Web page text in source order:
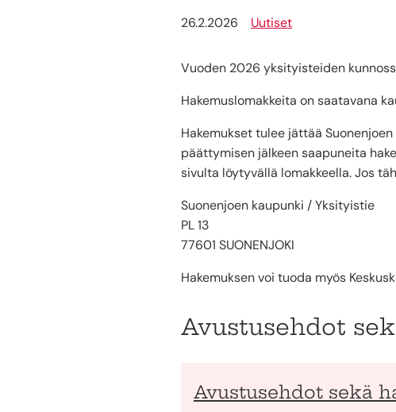
26.2.2026 Uutiset
Vuoden 2026 yksityisteiden
Hakemuslomakkeita on saatavana
Hakemukset tulee jättää
päättymisen jälkeen saapuneita
sivulta löytyvällä lomakkeella. Jos
Suonenjoen kaupunki / Yksityistie
PL 13
77601 SUONENJOKI
Hakemuksen voi tuoda myös
Avustusehdot
Avustusehdot sekä